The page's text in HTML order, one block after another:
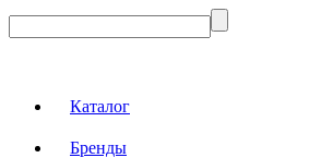
Каталог
Бренды